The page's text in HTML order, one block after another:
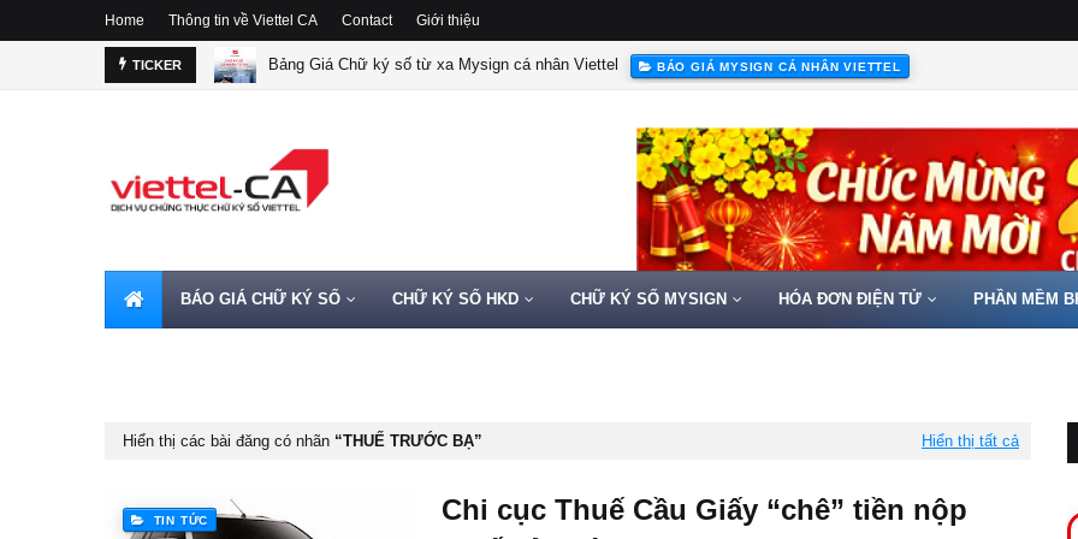
Home Thông tin về Viettel CA Contact Giới thiệu
TICKER Bảng Giá Chữ ký số từ xa Mysign cá nhân Viettel BÁO GIÁ MYSIGN CÁ NHÂN VIETTEL
BÁO GIÁ CHỮ KÝ SỐ CHỮ KÝ SỐ HKD CHỮ KÝ SỐ MYSIGN HÓA ĐƠN ĐIỆN TỬ PHẦN MỀM
Hiển thị các bài đăng có nhãn THUẾ TRƯỚC BẠ Hiển thị tất cả
TIN TỨC
Chi cục Thuế Cầu Giấy “chê” tiền nộp